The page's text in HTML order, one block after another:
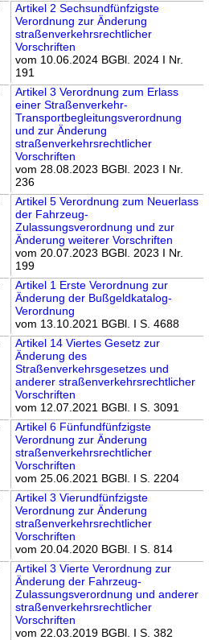
Artikel 2 Sechsundfünfzigste
Verordnung zur Änderung
straßenverkehrsrechtlicher
Vorschriften
vom 10.06.2024 BGBl. 2024 I Nr.
191
Artikel 3 Verordnung zum Erlass
einer Straßenverkehr-
Transportbegleitungsverordnung
und zur Änderung
straßenverkehrsrechtlicher
Vorschriften
vom 28.08.2023 BGBl. 2023 I Nr.
236
Artikel 5 Verordnung zum Neuerlass
der Fahrzeug-
Zulassungsverordnung und zur
Änderung weiterer Vorschriften
vom 20.07.2023 BGBl. 2023 I Nr.
199
Artikel 1 Erste Verordnung zur
Änderung der Bußgeldkatalog-
Verordnung
vom 13.10.2021 BGBl. I S. 4688
Artikel 14 Viertes Gesetz zur
Änderung des
Straßenverkehrsgesetzes und
anderer straßenverkehrsrechtlicher
Vorschriften
vom 12.07.2021 BGBl. I S. 3091
Artikel 6 Fünfundfünfzigste
Verordnung zur Änderung
straßenverkehrsrechtlicher
Vorschriften
vom 25.06.2021 BGBl. I S. 2204
Artikel 3 Vierundfünfzigste
Verordnung zur Änderung
straßenverkehrsrechtlicher
Vorschriften
vom 20.04.2020 BGBl. I S. 814
Artikel 3 Vierte Verordnung zur
Änderung der Fahrzeug-
Zulassungsverordnung und anderer
straßenverkehrsrechtlicher
Vorschriften
vom 22.03.2019 BGBl. I S. 382